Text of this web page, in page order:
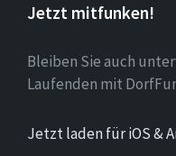
Jetzt mitfunken!
Bleiben Sie auch
Laufenden mit
Jetzt laden für iOS &